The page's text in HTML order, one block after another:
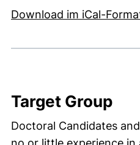
Download im iCal-
Target Group
Doctoral Candidates